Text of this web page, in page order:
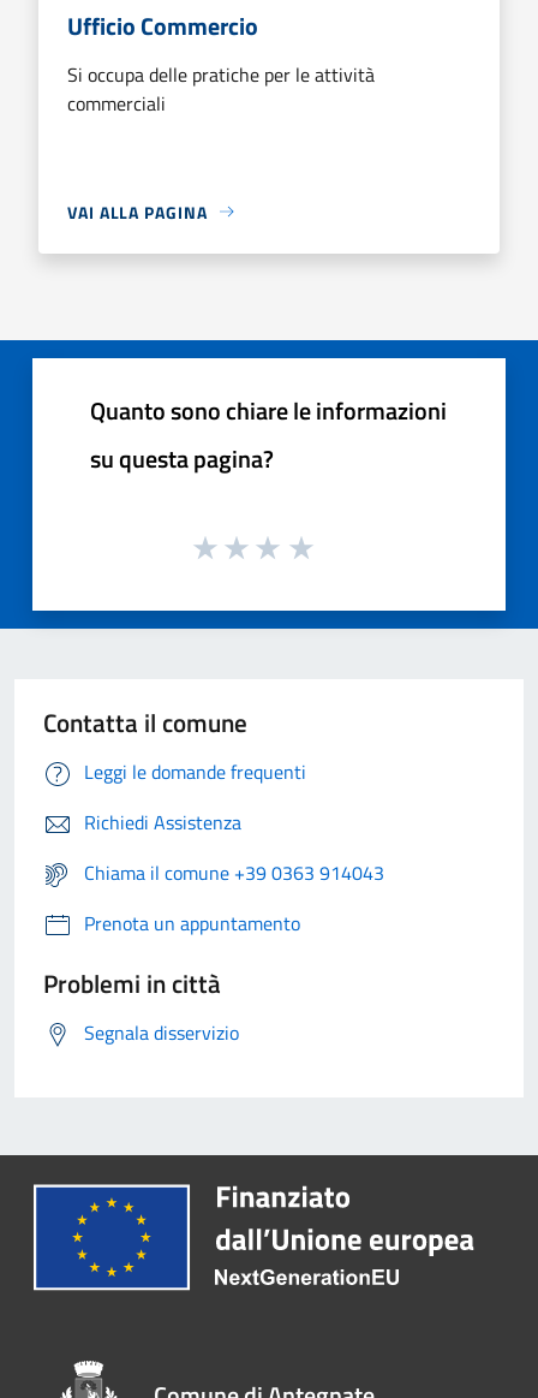
Ufficio Commercio
Si occupa delle pratiche per le attività
commerciali
VAI ALLA PAGINA
Quanto sono chiare le informazioni
su questa pagina?
Contatta il comune
Leggi le domande frequenti
Richiedi Assistenza
Chiama il comune +39 0363 914043
Prenota un appuntamento
Problemi in città
Segnala disservizio